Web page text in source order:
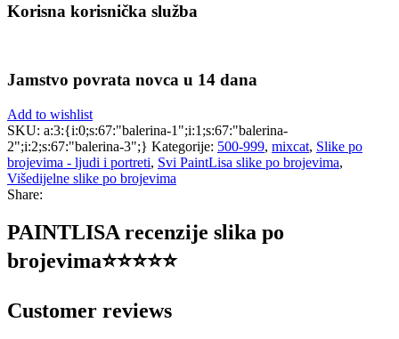
Korisna korisnička služba
Jamstvo povrata novca u 14 dana
Add to wishlist
SKU: a:3:{i:0;s:67:"balerina-1";i:1;s:67:"balerina-
2";i:2;s:67:"balerina-3";} Kategorije: 500-999, mixcat, Slike po
brojevima - ljudi i portreti, Svi PaintLisa slike po brojevima,
Višedijelne slike po brojevima
Share:
PAINTLISA recenzije slika po
brojevima⭐️⭐️⭐️⭐️⭐️
Customer reviews